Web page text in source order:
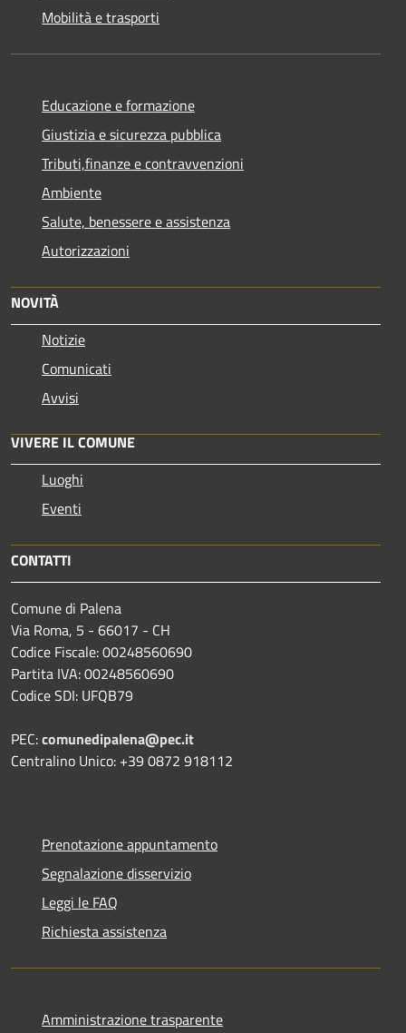
Mobilità e trasporti
Educazione e formazione
Giustizia e sicurezza pubblica
Tributi,finanze e contravvenzioni
Ambiente
Salute, benessere e assistenza
Autorizzazioni
NOVITÀ
Notizie
Comunicati
Avvisi
VIVERE IL COMUNE
Luoghi
Eventi
CONTATTI
Comune di Palena
Via Roma, 5 - 66017 - CH
Codice Fiscale: 00248560690
Partita IVA: 00248560690
Codice SDI: UFQB79
PEC:comunedipalena@pec.it
Centralino Unico: +39 0872 918112
Prenotazione appuntamento
Segnalazione disservizio
Leggi le FAQ
Richiesta assistenza
Amministrazione trasparente